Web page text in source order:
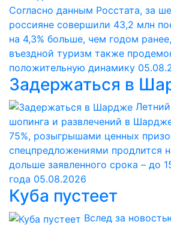
Согласно данным Росстата, за
россияне совершили 43,2 млн
на 4,3% больше, чем годом
въездной туризм также
положительную динамику
Задержаться в
шопинга и развлечений в
75%, розыгрышами ценных
спецпредложениями продлится
дольше заявленного срока – до
года 05.08.2026
Куба пустеет
Вслед за